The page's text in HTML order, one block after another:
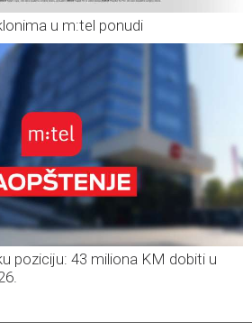
u m:tel ponudi
poziciju: 43 miliona KM dobiti u